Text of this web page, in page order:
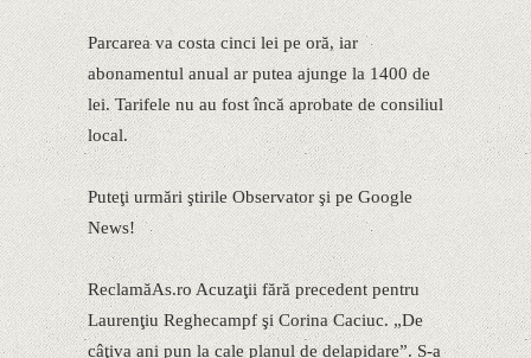
Parcarea va costa cinci lei pe oră, iar
abonamentul anual ar putea ajunge la 1400 de
lei. Tarifele nu au fost încă aprobate de consiliul
local.
Puteţi urmări ştirile Observator şi pe Google
News!
ReclamăAs.ro Acuzaţii fără precedent pentru
Laurenţiu Reghecampf şi Corina Caciuc. „De
câţiva ani pun la cale planul de delapidare”. S-a